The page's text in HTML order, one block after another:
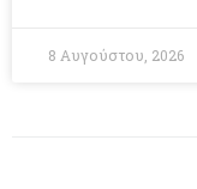
8 Αυγούστου, 2026